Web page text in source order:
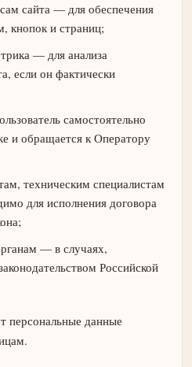
сайта — для обеспечения
кнопок и страниц;
— для анализа
если он фактически
самостоятельно
и обращается к Оператору
техническим специалистам
для исполнения договора
— в случаях,
Российской
персональные данные